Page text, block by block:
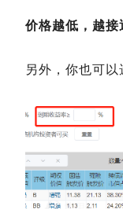
价格越低，越接
另外，你也可以